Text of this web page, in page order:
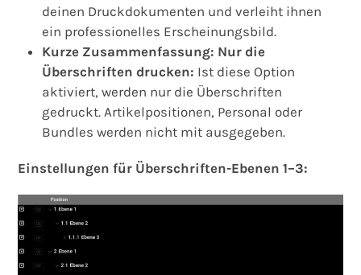
deinen Druckdokumenten und verleiht ihnen
ein professionelles Erscheinungsbild.
Kurze Zusammenfassung: Nur die
Überschriften drucken: Ist diese Option
aktiviert, werden nur die Überschriften
gedruckt. Artikelpositionen, Personal oder
Bundles werden nicht mit ausgegeben.
Einstellungen für Überschriften-Ebenen 1–3: